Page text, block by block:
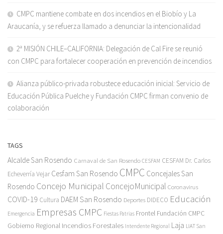
CMPC mantiene combate en dos incendios en el Biobío y La
Araucanía, y se refuerza llamado a denunciar la intencionalidad
2ª MISIÓN CHILE–CALIFORNIA: Delegación de Cal Fire se reunió
con CMPC para fortalecer cooperación en prevención de incendios
Alianza público-privada robustece educación inicial: Servicio de
Educación Pública Puelche y Fundación CMPC firman convenio de
colaboración
TAGS
Alcalde San Rosendo Carnaval de San Rosendo CESFAM CESFAM Dr. Carlos
Echeverría Vejar Cesfam San Rosendo CMPC Concejales San
Rosendo Concejo Municipal ConcejoMunicipal Coronavirus
COVID-19 Cultura DAEM San Rosendo Deportes DIDECO Educación
Emergencia Empresas CMPC Fiestas Patrias Frontel Fundación CMPC
Gobierno Regional Incendios Forestales Intendente Regional Laja LIAT San